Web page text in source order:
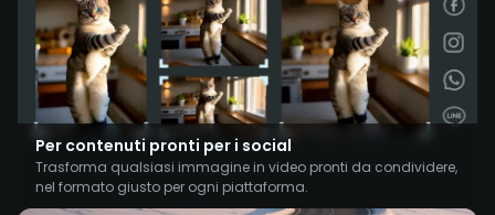
Per contenuti pronti per i social
Trasforma qualsiasi immagine in video pronti da condividere,
nel formato giusto per ogni piattaforma.